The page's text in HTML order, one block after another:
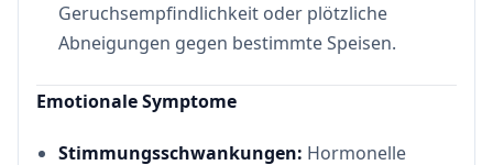
Geruchsempfindlichkeit oder plötzliche
Abneigungen gegen bestimmte Speisen.
Emotionale Symptome
Stimmungsschwankungen: Hormonelle